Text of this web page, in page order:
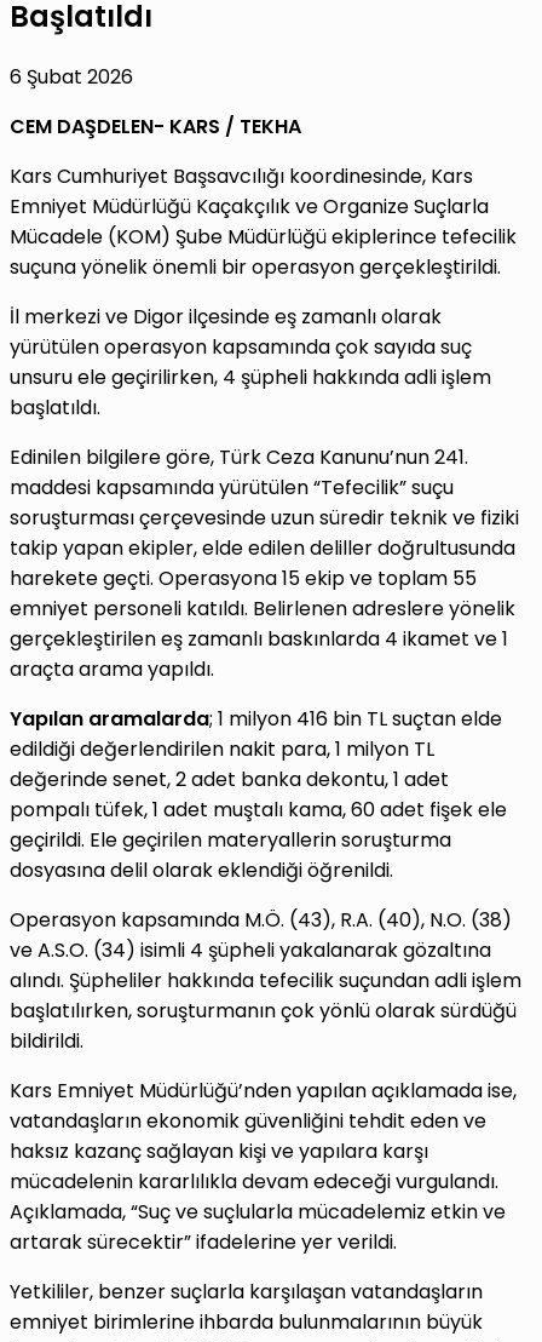
Başlatıldı
6 Şubat 2026
CEM DAŞDELEN- KARS / TEKHA
Kars Cumhuriyet Başsavcılığı koordinesinde, Kars
Emniyet Müdürlüğü Kaçakçılık ve Organize Suçlarla
Mücadele (KOM) Şube Müdürlüğü ekiplerince tefecilik
suçuna yönelik önemli bir operasyon gerçekleştirildi.
İl merkezi ve Digor ilçesinde eş zamanlı olarak
yürütülen operasyon kapsamında çok sayıda suç
unsuru ele geçirilirken, 4 şüpheli hakkında adli işlem
başlatıldı.
Edinilen bilgilere göre, Türk Ceza Kanunu’nun 241.
maddesi kapsamında yürütülen “Tefecilik” suçu
soruşturması çerçevesinde uzun süredir teknik ve fiziki
takip yapan ekipler, elde edilen deliller doğrultusunda
harekete geçti. Operasyona 15 ekip ve toplam 55
emniyet personeli katıldı. Belirlenen adreslere yönelik
gerçekleştirilen eş zamanlı baskınlarda 4 ikamet ve 1
araçta arama yapıldı.
Yapılan aramalarda; 1 milyon 416 bin TL suçtan elde
edildiği değerlendirilen nakit para, 1 milyon TL
değerinde senet, 2 adet banka dekontu, 1 adet
pompalı tüfek, 1 adet muştalı kama, 60 adet fişek ele
geçirildi. Ele geçirilen materyallerin soruşturma
dosyasına delil olarak eklendiği öğrenildi.
Operasyon kapsamında M.Ö. (43), R.A. (40), N.O. (38)
ve A.S.O. (34) isimli 4 şüpheli yakalanarak gözaltına
alındı. Şüpheliler hakkında tefecilik suçundan adli işlem
başlatılırken, soruşturmanın çok yönlü olarak sürdüğü
bildirildi.
Kars Emniyet Müdürlüğü’nden yapılan açıklamada ise,
vatandaşların ekonomik güvenliğini tehdit eden ve
haksız kazanç sağlayan kişi ve yapılara karşı
mücadelenin kararlılıkla devam edeceği vurgulandı.
Açıklamada, “Suç ve suçlularla mücadelemiz etkin ve
artarak sürecektir” ifadelerine yer verildi.
Yetkililer, benzer suçlarla karşılaşan vatandaşların
emniyet birimlerine ihbarda bulunmalarının büyük